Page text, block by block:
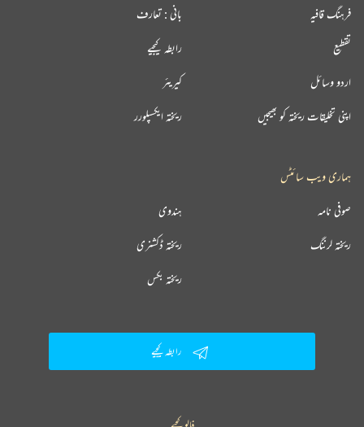
فرہنگ قافیہ
تقطیع
اردو وسائل
اپنی تخلیقات ریختہ کو بھیجیں
بانی : تعارف
رابطہ کیجیے
کیریئر
ریختہ ایکسپلورر
ہماری ویب سائٹس
ہندوی صوفی نامہ
ریختہ ڈکشنری ریختہ لرننگ
ریختہ بکس
رابطہ کیجیے
فالو کیجیے